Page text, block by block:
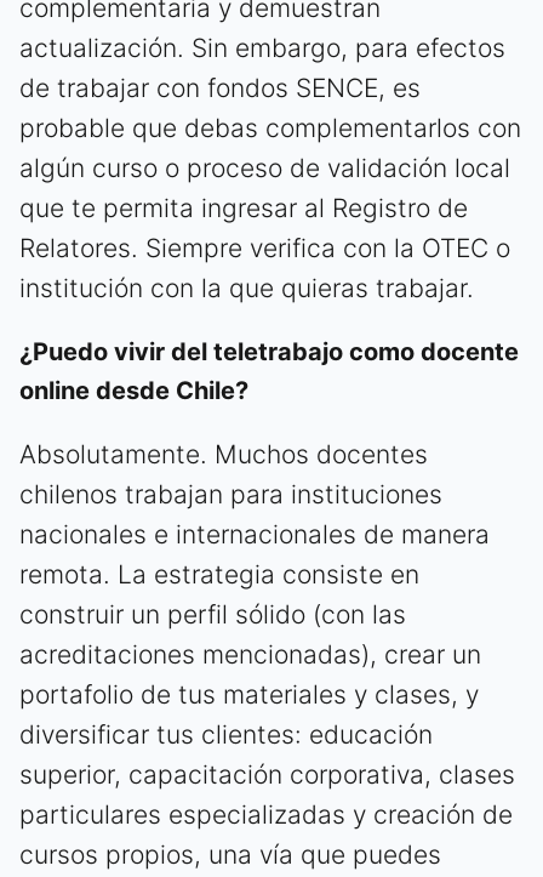
complementaria y demuestran
actualización. Sin embargo, para efectos
de trabajar con fondos SENCE, es
probable que debas complementarlos con
algún curso o proceso de validación local
que te permita ingresar al Registro de
Relatores. Siempre verifica con la OTEC o
institución con la que quieras trabajar.
¿Puedo vivir del teletrabajo como docente
online desde Chile?
Absolutamente. Muchos docentes
chilenos trabajan para instituciones
nacionales e internacionales de manera
remota. La estrategia consiste en
construir un perfil sólido (con las
acreditaciones mencionadas), crear un
portafolio de tus materiales y clases, y
diversificar tus clientes: educación
superior, capacitación corporativa, clases
particulares especializadas y creación de
cursos propios, una vía que puedes